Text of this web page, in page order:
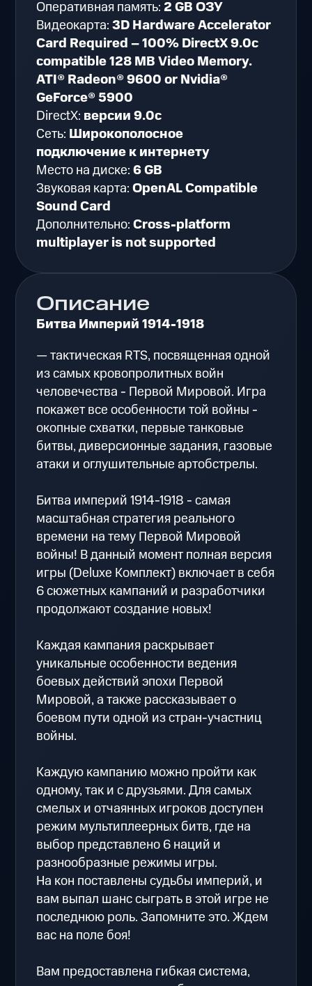
Описание
Битва Империй 1914-1918
— тактическая RTS, посвященная одной
из самых кровопролитных войн
человечества - Первой Мировой. Игра
покажет все особенности той войны -
окопные схватки, первые танковые
битвы, диверсионные задания, газовые
атаки и оглушительные артобстрелы.
Битва империй 1914-1918 - самая
масштабная стратегия реального
времени на тему Первой Мировой
войны! В данный момент полная версия
игры (Deluxe Комплект) включает в себя
6 сюжетных кампаний и разработчики
продолжают создание новых!
Каждая кампания раскрывает
уникальные особенности ведения
боевых действий эпохи Первой
Мировой, а также рассказывает о
боевом пути одной из стран-участниц
войны.
Каждую кампанию можно пройти как
одному, так и с друзьями. Для самых
смелых и отчаянных игроков доступен
режим мультиплеерных битв, где на
выбор представлено 6 наций и
разнообразные режимы игры.
На кон поставлены судьбы империй, и
вам выпал шанс сыграть в этой игре не
последнюю роль. Запомните это. Ждем
вас на поле боя!
Вам предоставлена гибкая система,
Оперативная память: 2 GB ОЗУ
Видеокарта:3D Hardware Accelerator
Card Required – 100% DirectX 9.0c
compatible 128 MB Video Memory.
ATI® Radeon® 9600 or Nvidia®
GeForce® 5900
DirectX: версии 9.0c
Сеть: Широкополосное
подключение к интернету
Место на диске:6 GB
Звуковая карта:OpenAL Compatible
Sound Card
Дополнительно:Cross-platform
multiplayer is not supported